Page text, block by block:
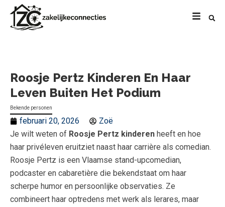
Roosje Pertz Kinderen En Haar
Leven Buiten Het Podium
Bekende personen
februari 20, 2026
Zoë
Je wilt weten of Roosje Pertz kinderen heeft en hoe
haar privéleven eruitziet naast haar carrière als comedian.
Roosje Pertz is een Vlaamse stand-upcomedian,
podcaster en cabaretière die bekendstaat om haar
scherpe humor en persoonlijke observaties. Ze
combineert haar optredens met werk als lerares, maar